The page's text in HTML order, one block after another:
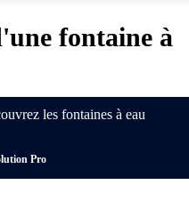
fontaine à
les fontaines à eau
Pro